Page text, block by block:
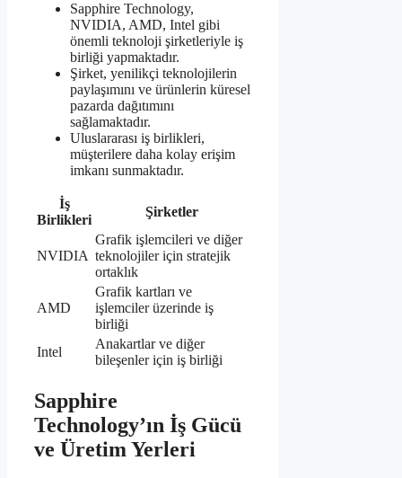
Sapphire Technology,
NVIDIA, AMD, Intel gibi
önemli teknoloji şirketleriyle iş
birliği yapmaktadır.
Şirket, yenilikçi teknolojilerin
paylaşımını ve ürünlerin küresel
pazarda dağıtımını
sağlamaktadır.
Uluslararası iş birlikleri,
müşterilere daha kolay erişim
imkanı sunmaktadır.
İş
Birlikleri
Şirketler
NVIDIA
Grafik işlemcileri ve diğer
teknolojiler için stratejik
ortaklık
AMD
Grafik kartları ve
işlemciler üzerinde iş
birliği
Intel
Anakartlar ve diğer
bileşenler için iş birliği
Sapphire
Technology’ın İş Gücü
ve Üretim Yerleri